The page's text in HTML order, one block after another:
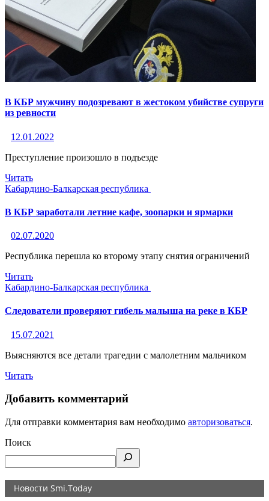
В КБР мужчину подозревают в жестоком убийстве супруги
из ревности
12.01.2022
Преступление произошло в подъезде
Читать
Кабардино-Балкарская республика
В КБР заработали летние кафе, зоопарки и ярмарки
02.07.2020
Республика перешла ко второму этапу снятия ограничений
Читать
Кабардино-Балкарская республика
Следователи проверяют гибель малыша на реке в КБР
15.07.2021
Выясняются все детали трагедии с малолетним мальчиком
Читать
Добавить комментарий
Для отправки комментария вам необходимо авторизоваться.
Поиск